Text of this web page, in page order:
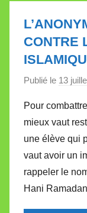
CONTRE
Publié le 13
Pour
mieux vaut
une élève qui
vaut avoir un
rappeler le
Hani